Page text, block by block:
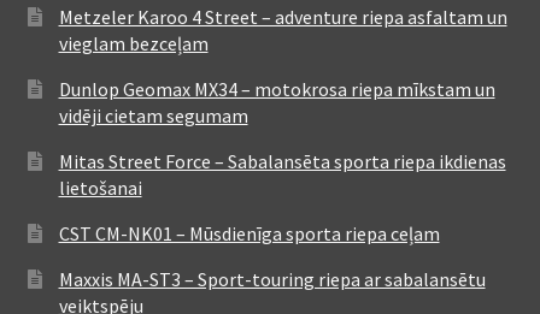
Metzeler Karoo 4 Street – adventure riepa asfaltam un
vieglam bezceļam
Dunlop Geomax MX34 – motokrosa riepa mīkstam un
vidēji cietam segumam
Mitas Street Force – Sabalansēta sporta riepa ikdienas
lietošanai
CST CM-NK01 – Mūsdienīga sporta riepa ceļam
Maxxis MA-ST3 – Sport-touring riepa ar sabalansētu
veiktspēju